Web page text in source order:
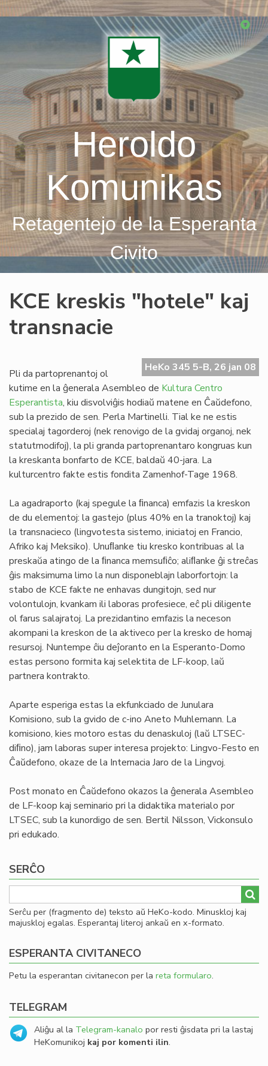
Skip
Heroldo
Komunikas
Retagentejo de la Esperanta
Civito
KCE kreskis "hotele" kaj
transnacie
HeKo 345 5-B, 26 jan 08
Pli da partoprenantoj ol
kutime en la ĝenerala Asembleo de Kultura Centro
Esperantista, kiu disvolviĝis hodiaŭ matene en Ĉaŭdefono,
sub la prezido de sen. Perla Martinelli. Tial ke ne estis
specialaj tagorderoj (nek renovigo de la gvidaj organoj, nek
statutmodifoj), la pli granda partoprenantaro kongruas kun
la kreskanta bonfarto de KCE, baldaŭ 40-jara. La
kulturcentro fakte estis fondita Zamenhof-Tage 1968.
La agadraporto (kaj spegule la ﬁnanca) emfazis la kreskon
de du elementoj: la gastejo (plus 40% en la tranoktoj) kaj
la transnacieco (lingvotesta sistemo, iniciatoj en Francio,
Afriko kaj Meksiko). Unuﬂanke tiu kresko kontribuas al la
preskaŭa atingo de la ﬁnanca memsuﬁĉo; aliﬂanke ĝi streĉas
ĝis maksimuma limo la nun disponeblajn laborfortojn: la
stabo de KCE fakte ne enhavas dungitojn, sed nur
volontulojn, kvankam ili laboras profesiece, eĉ pli diligente
ol farus salajratoj. La prezidantino emfazis la neceson
akompani la kreskon de la aktiveco per la kresko de homaj
resursoj. Nuntempe ĉiu deĵoranto en la Esperanto-Domo
estas persono formita kaj selektita de LF-koop, laŭ
partnera kontrakto.
Aparte esperiga estas la ekfunkciado de Junulara
Komisiono, sub la gvido de c-ino Aneto Muhlemann. La
komisiono, kies motoro estas du denaskuloj (laŭ LTSEC-
diﬁno), jam laboras super interesa projekto: Lingvo-Festo en
Ĉaŭdefono, okaze de la Internacia Jaro de la Lingvoj.
Post monato en Ĉaŭdefono okazos la ĝenerala Asembleo
de LF-koop kaj seminario pri la didaktika materialo por
LTSEC, sub la kunordigo de sen. Bertil Nilsson, Vickonsulo
pri edukado.
SERĈO
Serĉu per (fragmento de) teksto aŭ HeKo-kodo. Minuskloj kaj
majuskloj egalas. Esperantaj literoj ankaŭ en x-formato.
ESPERANTA CIVITANECO
Petu la esperantan civitanecon per la reta formularo.
TELEGRAM
Aliĝu al la Telegram-kanalo por resti ĝisdata pri la lastaj
HeKomunikoj kaj por komenti ilin.